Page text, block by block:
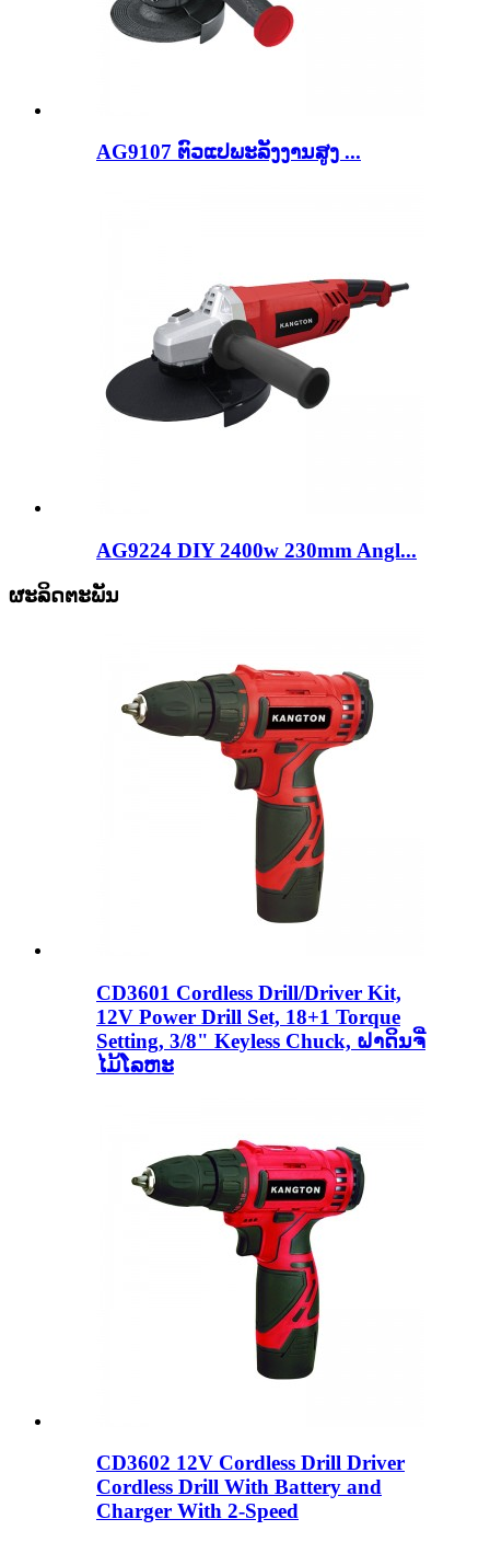
AG9107 ຕົວແປພະລັງງານສູງ ...
AG9224 DIY 2400w 230mm Angl...
ຜະລິດຕະພັນ
CD3601 Cordless Drill/Driver Kit,
12V Power Drill Set, 18+1 Torque
Setting, 3/8" Keyless Chuck, ຝາດິນຈີ່
ໄມ້ໂລຫະ
CD3602 12V Cordless Drill Driver
Cordless Drill With Battery and
Charger With 2-Speed